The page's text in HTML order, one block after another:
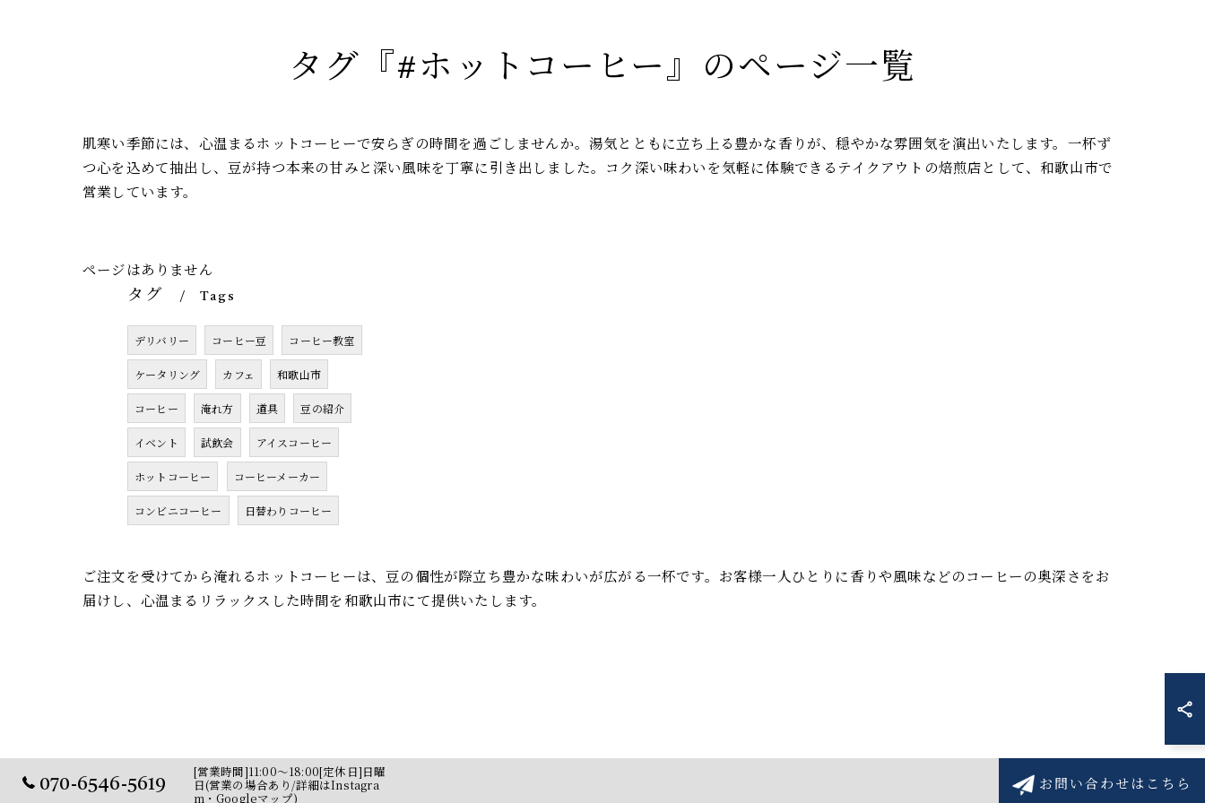
タグ『#ホットコーヒー』のページ一覧
肌寒い季節には、心温まるホットコーヒーで安らぎの時間を過ごしませんか。湯気とともに立ち上る豊かな香りが、穏やかな雰囲気を演出いたします。一杯ず
つ心を込めて抽出し、豆が持つ本来の甘みと深い風味を丁寧に引き出しました。コク深い味わいを気軽に体験できるテイクアウトの焙煎店として、和歌山市で
営業しています。
ページはありません
タグ Tags
デリバリー コーヒー豆 コーヒー教室
ケータリング カフェ 和歌山市
コーヒー 淹れ方 道具 豆の紹介
イベント 試飲会 アイスコーヒー
ホットコーヒー コーヒーメーカー
コンビニコーヒー 日替わりコーヒー
ご注文を受けてから淹れるホットコーヒーは、豆の個性が際立ち豊かな味わいが広がる一杯です。お客様一人ひとりに香りや風味などのコーヒーの奥深さをお
届けし、心温まるリラックスした時間を和歌山市にて提供いたします。
070-6546-5619
[営業時間]11:00～18:00[定休日]日曜
日(営業の場合あり/詳細はInstagra
m・Googleマップ)
お問い合わせはこちら
お問い合わせはこちら